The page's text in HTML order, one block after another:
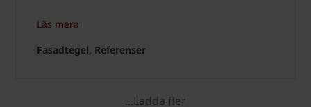
Läs mera
Fasadtegel, Referenser
...Ladda fler